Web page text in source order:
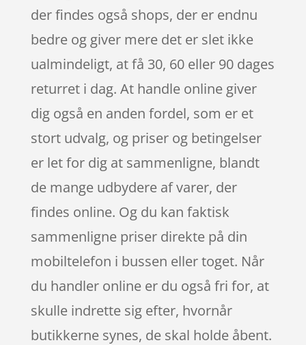
der findes også shops, der er endnu
bedre og giver mere det er slet ikke
ualmindeligt, at få 30, 60 eller 90 dages
returret i dag. At handle online giver
dig også en anden fordel, som er et
stort udvalg, og priser og betingelser
er let for dig at sammenligne, blandt
de mange udbydere af varer, der
findes online. Og du kan faktisk
sammenligne priser direkte på din
mobiltelefon i bussen eller toget. Når
du handler online er du også fri for, at
skulle indrette sig efter, hvornår
butikkerne synes, de skal holde åbent.